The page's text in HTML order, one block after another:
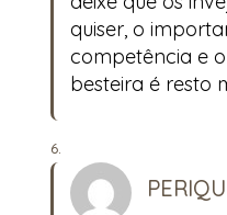
quiser, o
competência e
besteira é resto